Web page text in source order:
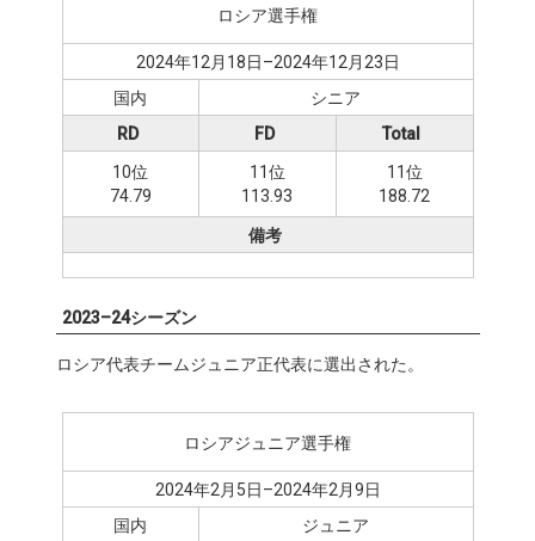
ロシア選手権
2024年12月18日–2024年12月23日
国内
シニア
RD
10位
74.79
FD
11位
113.93
Total
11位
188.72
備考
2023–24シーズン
ロシア代表チームジュニア正代表に選出された。
ロシアジュニア選手権
2024年2月5日–2024年2月9日
国内
ジュニア